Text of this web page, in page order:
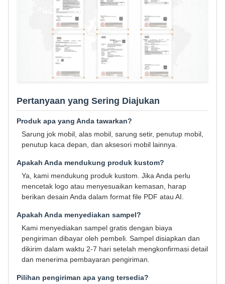
Pertanyaan yang Sering Diajukan
Produk apa yang Anda tawarkan?
Sarung jok mobil, alas mobil, sarung setir, penutup mobil,
penutup kaca depan, dan aksesori mobil lainnya.
Apakah Anda mendukung produk kustom?
Ya, kami mendukung produk kustom. Jika Anda perlu
mencetak logo atau menyesuaikan kemasan, harap
berikan desain Anda dalam format file PDF atau AI.
Apakah Anda menyediakan sampel?
Kami menyediakan sampel gratis dengan biaya
pengiriman dibayar oleh pembeli. Sampel disiapkan dan
dikirim dalam waktu 2-7 hari setelah mengkonfirmasi detail
dan menerima pembayaran pengiriman.
Pilihan pengiriman apa yang tersedia?